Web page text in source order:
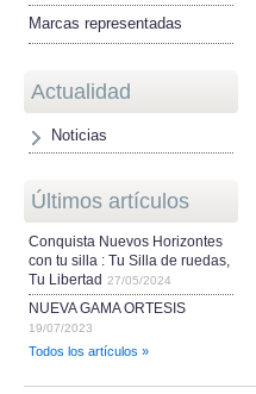
Marcas representadas
Actualidad
Noticias
Últimos artículos
Conquista Nuevos Horizontes
con tu silla : Tu Silla de ruedas,
Tu Libertad
27/05/2024
NUEVA GAMA ORTESIS
19/07/2023
Todos los artículos »